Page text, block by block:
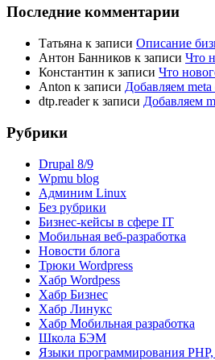
Последние комментарии
Татьяна к записи Описание
Антон Банников к записи Что
Константин к записи Что
Anton к записи Добавляем
dtp.readerк записи Добавляем
Рубрики
Drupal 8/9
Wpmu blog
Админим Linux
Без рубрики
Бизнес-кейсы в сфере IT
Мобильная веб-разработка
Новости блога
Трюки Wordpress
Хабр Wordpess
Хабр Бизнес
Хабр Линукс
Хабр Мобильная разработка
Школа БЭМ
Языки программирования PHP,